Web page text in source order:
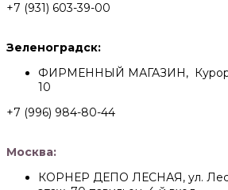
+7 (931) 603-39-00
Зеленоградск:
ФИРМЕННЫЙ МАГАЗИН,
10
+7 (996) 984-80-44
Москва:
КОРНЕР ДЕПО ЛЕСНАЯ, ул.